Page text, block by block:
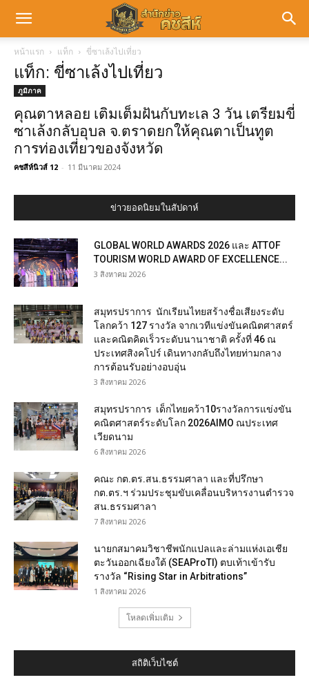
หน้าแรก แท็ก ขี่ซาเล้งไปเที่ยว
แท็ก: ขี่ซาเล้งไปเที่ยว
ภูมิภาค
คุณตาหลอย เติมเต็มฝันกับทะเล 3 วัน เตรียมขี่
ซาเล้งกลับอุบล จ.ตราดยกให้คุณตาเป็นทูต
การท่องเที่ยวของจังหวัด
คชสีห์นิวส์ 12 - 11 มีนาคม 2024
ข่าวยอดนิยมในสัปดาห์
GLOBAL WORLD AWARDS 2026 และ ATTOF
TOURISM WORLD AWARD OF EXCELLENCE...
3 สิงหาคม 2026
สมุทรปราการ นักเรียนไทยสร้างชื่อเสียงระดับ
โลกคว้า 127 รางวัล จากเวทีแข่งขันคณิตศาสตร์
และคณิตคิดเร็วระดับนานาชาติ ครั้งที่ 46 ณ
ประเทศสิงคโปร์ เดินทางกลับถึงไทยท่ามกลาง
การต้อนรับอย่างอบอุ่น
3 สิงหาคม 2026
สมุทรปราการ เด็กไทยคว้า10รางวัลการแข่งขัน
คณิตศาสตร์ระดับโลก 2026AIMO ณประเทศ
เวียดนาม
6 สิงหาคม 2026
คณะ กต.ตร.สน.ธรรมศาลา และที่ปรึกษา
กต.ตร.ฯ ร่วมประชุมขับเคลื่อนบริหารงานตำรวจ
สน.ธรรมศาลา
7 สิงหาคม 2026
นายกสมาคมวิชาชีพนักแปลและล่ามแห่งเอเชีย
ตะวันออกเฉียงใต้ (SEAProTI) ตบเท้าเข้ารับ
รางวัล “Rising Star in Arbitrations”
1 สิงหาคม 2026
โหลดเพิ่มเติม
สถิติเว็บไซต์